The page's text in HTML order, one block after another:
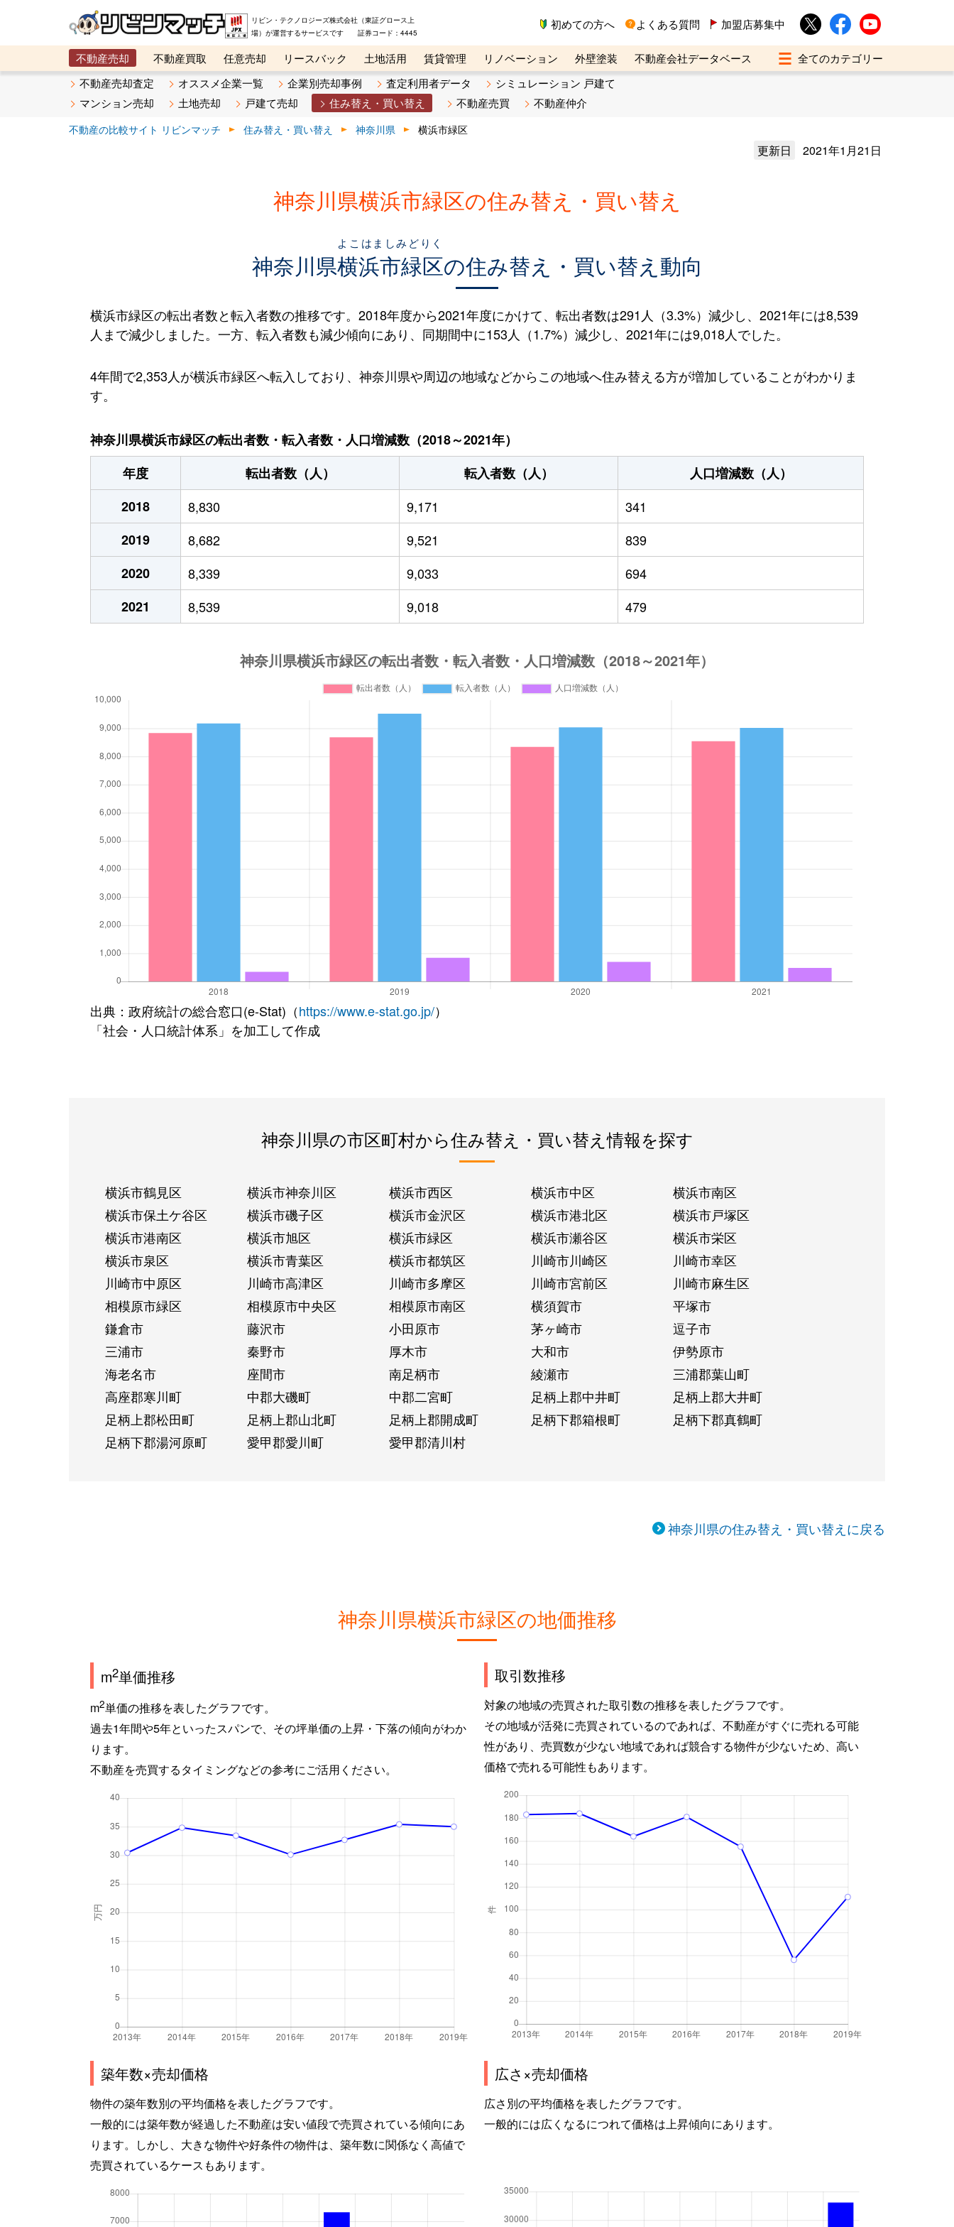
リビン・テクノロジーズ株式会社（東証グロース上
場）が運営するサービスです 証券コード：4445
初めての方へ よくある質問 加盟店募集中
不動産売却 不動産買取 任意売却 リースバック 土地活用 賃貸管理 リノベーション 外壁塗装
不動産会社データベース
メタ住宅展示場
ベスト不動産カンパニー オンライン講座 リビンマガジンBiz 不動産売却ご相談デスク
不動産売却査定 オススメ企業一覧 企業別売却事例 査定利用者データ
シミュレーション 戸建て
マンション売却
土地売却 戸建て売却 住み替え・買い替え 不動産売買 不動産仲介
不動産の比較サイト リビンマッチ 住み替え・買い替え 神奈川県 横浜市緑区
更新日 2021年1月21日
神奈川県横浜市緑区の住み替え・買い替え
神奈川県横浜市緑区
よこはましみどりく
の住み替え・買い替え動向
横浜市緑区の転出者数と転入者数の推移です。2018年度から2021年度にかけて、転出者数は291人（3.3%）減少し、2021年には8,539
人まで減少しました。一方、転入者数も減少傾向にあり、同期間中に153人（1.7%）減少し、2021年には9,018人でした。
4年間で2,353人が横浜市緑区へ転入しており、神奈川県や周辺の地域などからこの地域へ住み替える方が増加していることがわかりま
す。
神奈川県横浜市緑区の転出者数・転入者数・人口増減数（2018～2021年）
年度
転出者数（人） 転入者数（人）
人口増減数（人）
2018
8,830 9,171
341
2019
8,682 9,521
839
2020
8,339 9,033
694
2021
8,539 9,018 479
出典：政府統計の総合窓口(e-Stat)（https://www.e-stat.go.jp/）
「社会・人口統計体系」を加工して作成
神奈川県の市区町村から住み替え・買い替え情報を探す
横浜市鶴見区 横浜市神奈川区 横浜市西区 横浜市中区
横浜市南区
横浜市保土ケ谷区
横浜市磯子区 横浜市金沢区 横浜市港北区
横浜市戸塚区
横浜市港南区
横浜市旭区 横浜市緑区 横浜市瀬谷区
横浜市栄区
横浜市泉区
横浜市青葉区 横浜市都筑区 川崎市川崎区
川崎市幸区
川崎市中原区
川崎市高津区 川崎市多摩区 川崎市宮前区
川崎市麻生区
相模原市緑区
相模原市中央区 相模原市南区 横須賀市
平塚市
鎌倉市
藤沢市 小田原市 茅ヶ崎市
逗子市
三浦市
秦野市 厚木市 大和市
伊勢原市
海老名市
座間市 南足柄市 綾瀬市
三浦郡葉山町
高座郡寒川町
中郡大磯町 中郡二宮町 足柄上郡中井町
足柄上郡大井町
足柄上郡松田町
足柄上郡山北町 足柄上郡開成町 足柄下郡箱根町
足柄下郡真鶴町
足柄下郡湯河原町
愛甲郡愛川町 愛甲郡清川村
神奈川県の住み替え・買い替えに戻る
神奈川県横浜市緑区の地価推移
m2単価推移
m2単価の推移を表したグラフです。
過去1年間や5年といったスパンで、その坪単価の上昇・下落の傾向がわか
ります。
不動産を売買するタイミングなどの参考にご活用ください。
取引数推移
対象の地域の売買された取引数の推移を表したグラフです。
その地域が活発に売買されているのであれば、不動産がすぐに売れる可能
性があり、売買数が少ない地域であれば競合する物件が少ないため、高い
価格で売れる可能性もあります。
築年数×売却価格
物件の築年数別の平均価格を表したグラフです。
一般的には築年数が経過した不動産は安い値段で売買されている傾向にあ
ります。しかし、大きな物件や好条件の物件は、築年数に関係なく高値で
売買されているケースもあります。
広さ×売却価格
広さ別の平均価格を表したグラフです。
一般的には広くなるにつれて価格は上昇傾向にあります。